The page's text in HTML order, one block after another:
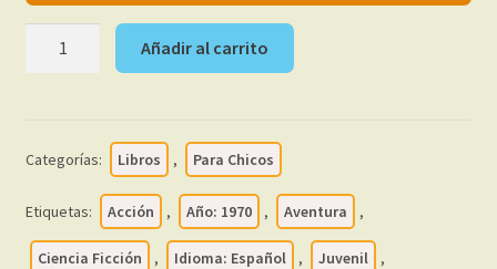
y
Añadir al carrito
Categorías: Libros , Para Chicos
Etiquetas: Acción , Año: 1970 , Aventura ,
Ciencia Ficción , Idioma: Español , Juvenil ,